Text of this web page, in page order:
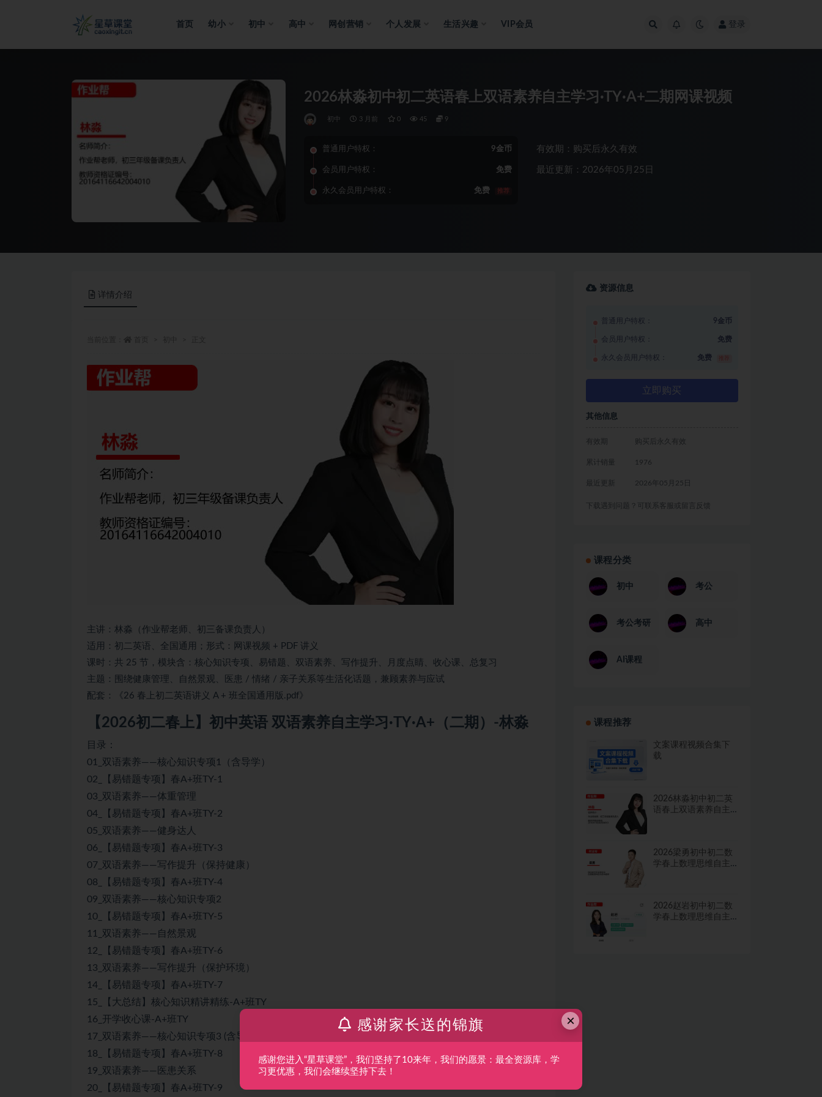
首页 幼小 初中 高中 网创营销 个人发展 生活兴趣 VIP会员 登录
2026林淼初中初二英语春上双语素养自主学习·TY·A+二期网课视频
初中 3 月前 0 45 9
普通用户特权： 9金币
会员用户特权： 免费
永久会员用户特权： 免费 推荐
有效期：购买后永久有效
最近更新：2026年05月25日
详情介绍
主讲：林淼（作业帮老师、初三备课负责人）
适用：初二英语、全国通用；形式：网课视频 + PDF 讲义
课时：共 25 节，模块含：核心知识专项、易错题、双语素养、写作提升、月度点睛、收心课、总复习
主题：围绕健康管理、自然景观、医患 / 情绪 / 亲子关系等生活化话题，兼顾素养与应试
配套：《26 春上初二英语讲义 A + 班全国通用版.pdf》
【2026初二春上】 初中英语 双语素养自主学习·TY·A+（二期）-林淼
目录：
01_双语素养——核心知识专项1（含导学）
02_【易错题专项】春A+班TY-1
03_双语素养——体重管理
04_【易错题专项】春A+班TY-2
05_双语素养——健身达人
06_【易错题专项】春A+班TY-3
07_双语素养——写作提升（保持健康）
08_【易错题专项】春A+班TY-4
09_双语素养——核心知识专项2
10_【易错题专项】春A+班TY-5
11_双语素养——自然景观
12_【易错题专项】春A+班TY-6
13_双语素养——写作提升（保护环境）
14_【易错题专项】春A+班TY-7
15_【大总结】核心知识精讲精练-A+班TY
16_开学收心课-A+班TY
17_双语素养——核心知识专项3 (含导学)
18_【易错题专项】春A+班TY-8
19_双语素养——医患关系
20_【易错题专项】春A+班TY-9
资源信息
普通用户特权： 9金币
会员用户特权： 免费
永久会员用户特权： 免费
立即购买
其他信息
有效期 购买后永久有效
累计销量 1976
最近更新 2026年05月25日
下载遇到问题？可联系客服或留言反馈
课程分类
初中 考公
考公考研 高中
AI课程
课程推荐
文案课程视频合集下
载
2026林淼初中初二英
语春上双语素养自主
2026梁勇初中初二数
学春上数理思维自主
2026赵岩初中初二数
学春上数理思维自主
×
感谢家长送的锦旗
感谢您进入“星草课堂”，我们坚持了10来年，我们的愿景：最全资源库，学
习更优惠，我们会继续坚持下去！